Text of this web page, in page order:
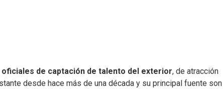
de captación de talento del exterior, de atracción
desde hace más de una década y su principal fuente son